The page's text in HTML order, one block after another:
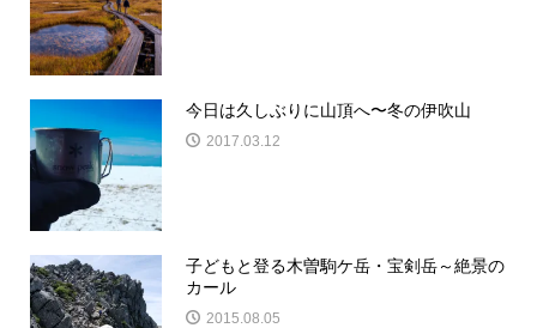
今日は久しぶりに山頂へ〜冬の伊吹山
2017.03.12
子どもと登る木曽駒ケ岳・宝剣岳～絶景の
カール
2015.08.05